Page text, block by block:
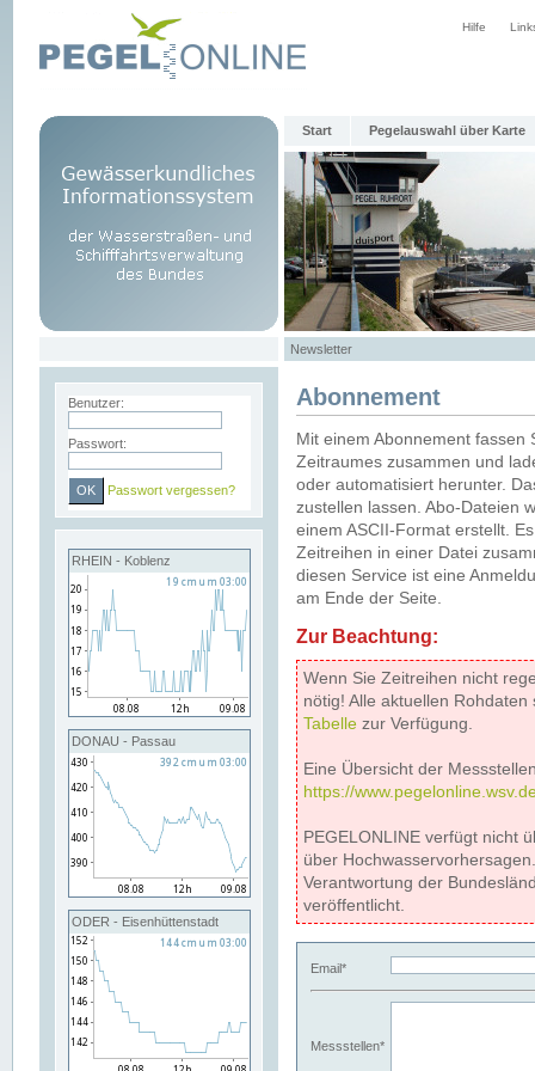
Hilfe
Start Pegelauswahl über Karte
Newsletter
Benutzer:
Passwort:
Passwort vergessen?
RHEIN - Koblenz
DONAU - Passau
ODER - Eisenhüttenstadt
Abonnement
Mit einem Abonnement
Zeitraumes zusammen und
oder automatisiert herunter.
zustellen lassen. Abo-Dateien
einem ASCII-Format erstellt.
Zeitreihen in einer Datei
diesen Service ist eine
am Ende der Seite.
Zur Beachtung:
Wenn Sie Zeitreihen nicht
nötig! Alle aktuellen
Tabelle zur Verfügung.
Eine Übersicht der
https://
PEGELONLINE verfügt nicht
über
Verantwortung der
veröffentlicht.
Email*
Messstellen*